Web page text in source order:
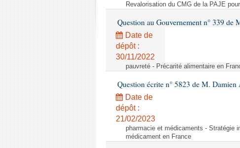
Revalorisation du CMG de la PAJE
Question au Gouvernement n° 339 de
Date de
dépôt :
30/11/2022
pauvreté - Précarité alimentaire en
Question écrite n° 5823 de M. Damien
Date de
dépôt :
21/02/2023
pharmacie et médicaments - Stratégie
médicament en France